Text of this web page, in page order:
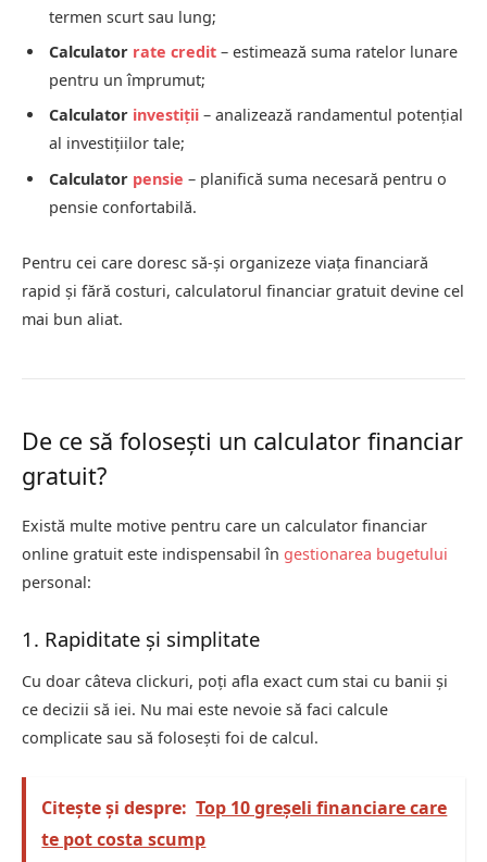
termen scurt sau lung;
Calculator rate credit – estimează suma ratelor lunare
pentru un împrumut;
Calculator investiții – analizează randamentul potențial
al investițiilor tale;
Calculator pensie – planifică suma necesară pentru o
pensie confortabilă.
Pentru cei care doresc să-și organizeze viața financiară
rapid și fără costuri, calculatorul financiar gratuit devine cel
mai bun aliat.
De ce să folosești un calculator financiar
gratuit?
Există multe motive pentru care un calculator financiar
online gratuit este indispensabil în gestionarea bugetului
personal:
1. Rapiditate și simplitate
Cu doar câteva clickuri, poți afla exact cum stai cu banii și
ce decizii să iei. Nu mai este nevoie să faci calcule
complicate sau să folosești foi de calcul.
Citește și despre: Top 10 greșeli financiare care
te pot costa scump